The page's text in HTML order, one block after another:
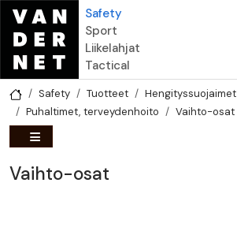
Hyppää pääsisältöön
Safety
Sport
Liikelahjat
Tactical
Safety Tuotteet
Hengityssuojaimet
Puhaltimet, terveydenhoito
Vaihto-osat
Vaihto-osat